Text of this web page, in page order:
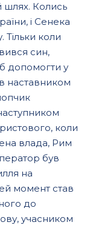
шлях. Колись
і Сенека
коли
син,
допомогти у
наставником
коли
влада, Рим
був
на
момент став
до
учасником